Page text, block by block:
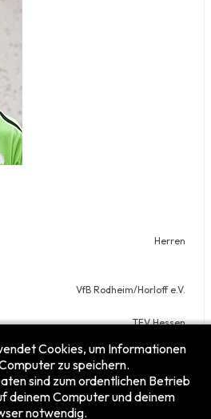
Herren
VfB Rodheim/Horloff e.V.
TFV Hessen
06-3903
Cookies, um Informationen
zu speichern.
sind zum ordentlichen Betrieb
deinem Computer und deinem
notwendig.